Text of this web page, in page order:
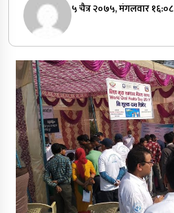
५ चैत्र २०७५, मंगलवार १६:०८